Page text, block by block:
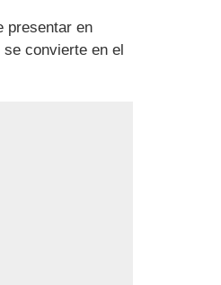
presentar en
convierte en el